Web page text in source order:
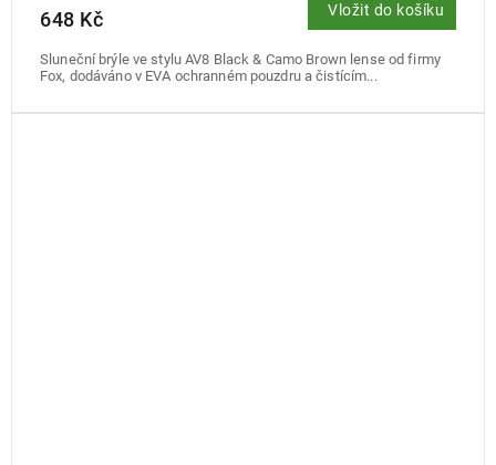
648 Kč Vložit do košíku
Sluneční brýle ve stylu AV8 Black & Camo Brown lense od firmy
Fox, dodáváno v EVA ochranném pouzdru a čistícím...